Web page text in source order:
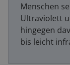
Menschen
Ultraviolett
hingegen
bis leicht